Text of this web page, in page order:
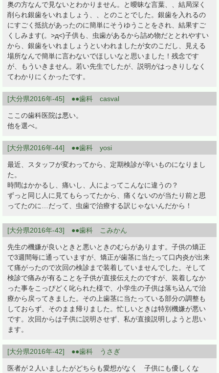
奥の方なんで見ないとわかりません。と曖昧な言葉、、結局深く
削られ銀歯をいれましょう、、とのことでした。銀歯を入れるの
にすごく抵抗があったのに簡単にそうゆうことをされ、結果すご
くしみます(。>д<)子供も、虫歯があるから詰め物だととれやすい
から、銀歯をいれましょうといわれましたが女のこだし、見える
場所なんで簡単に言わないでほしいなと思いました！残念です
が、もういきません。若い先生でしたが、説明がはっきりしなく
てわかりにくかったです。
[大分県2016年-45] ●●歯科 casval
ここの歯科医院は悪い。
他を選べ。
[大分県2016年-44] ●●歯科 yosi
最近、スタッフが変わってから、定期検診が辛いものになりまし
た。
時間はかかるし、痛いし、人によってこんなに違うの？
ずっと同じ人に見てもらってたから、痛くないのが当たり前と思
ってたのに…だって、虫歯で治療する訳じゃないんだから！
[大分県2016年-43] ●●歯科 こみかん
先生の機嫌が良いときと悪いときのむらがあります。子供の矯正
で3週間毎に通っていますが、矯正が歯茎に当たって口内炎が出来
て痛がったので次回の検診まで装着していませんでした。そして
検診で痛みが有ることを子供が直接伝えたのですが、装着しなか
った事をこっぴどく叱られた様で、小学生の子供は落ち込んで治
療から戻ってきました。その上歯茎に当たっている部分の調整も
しておらず、そのまま帰りました。忙しいときは特別機嫌が悪い
です。次回からは子供に説明させず、私が直接説明しようと思い
ます。
[大分県2016年-42] ●●歯科 うさぎ
医者が２人いましたがどちらも愛想がなく 子供にも優しくな